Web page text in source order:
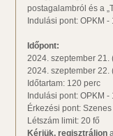
postagalambról és a
Indulási pont: OPKM
Időpont:
2024. szeptember 21.
2024. szeptember 22.
Időtartam: 120 perc
Indulási pont: OPKM
Érkezési pont:
Létszám limit: 20 fő
Kérjük, regisztráljon